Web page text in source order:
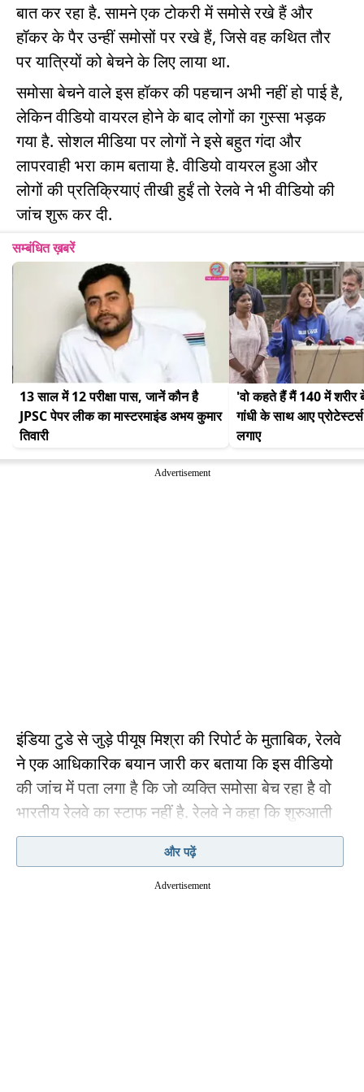
बात कर रहा है. सामने एक टोकरी में समोसे रखे हैं और
हॉकर के पैर उन्हीं समोसों पर रखे हैं, जिसे वह कथित तौर
पर यात्रियों को बेचने के लिए लाया था.
समोसा बेचने वाले इस हॉकर की पहचान अभी नहीं हो पाई है,
लेकिन वीडियो वायरल होने के बाद लोगों का गुस्सा भड़क
गया है. सोशल मीडिया पर लोगों ने इसे बहुत गंदा और
लापरवाही भरा काम बताया है. वीडियो वायरल हुआ और
लोगों की प्रतिक्रियाएं तीखी हुईं तो रेलवे ने भी वीडियो की
जांच शुरू कर दी.
सम्बंधित ख़बरें
13 साल में 12 परीक्षा पास, जानें कौन है
JPSC पेपर लीक का मास्टरमाइंड अभय कुमार
तिवारी
'वो कहते हैं मैं 140 में शरीर
गांधी के साथ आए
लगाए
Advertisement
इंडिया टुडे से जुड़े पीयूष मिश्रा की रिपोर्ट के मुताबिक, रेलवे
ने एक आधिकारिक बयान जारी कर बताया कि इस वीडियो
की जांच में पता लगा है कि जो व्यक्ति समोसा बेच रहा है वो
भारतीय रेलवे का स्टाफ नहीं है. रेलवे ने कहा कि शुरुआती
जांच में पता चला है कि 20 मई से 22 मई 2026 के बीच
ट्रेन नंबर-12809-10 में ऐसा कोई कर्मचारी तैनात नहीं था.
यानी जो वीडियो में दिख रहा है, वो ट्रेन का स्टाफ नहीं है.
और पढ़ें
Advertisement